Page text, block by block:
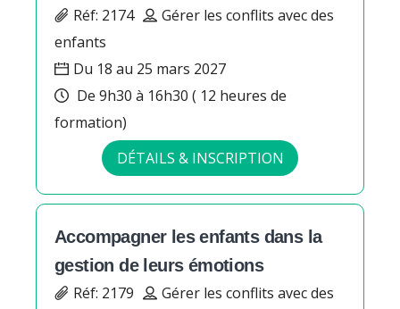
Réf: 2174
Gérer les conflits avec des
enfants
Du 18 au 25 mars 2027
De 9h30 à 16h30 ( 12 heures de
formation)
DÉTAILS & INSCRIPTION
Accompagner les enfants dans la
gestion de leurs émotions
Réf: 2179
Gérer les conflits avec des